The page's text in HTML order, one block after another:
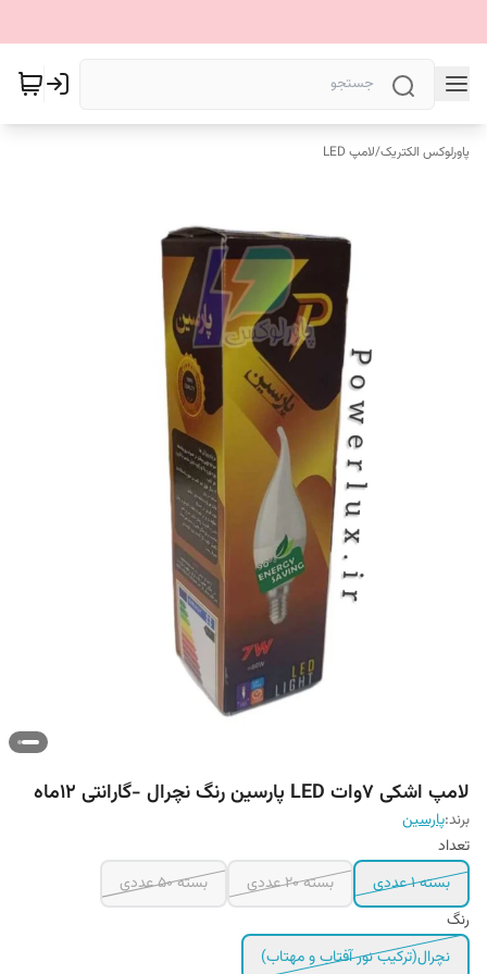
پاورلوکس الکتریک/لامپ LED
لامپ اشکی ۷وات LED پارسین رنگ نچرال -گارانتی ۱۲ماه
برند:پارسین
تعداد
بسته ۱ عددی
بسته 20 عددی
بسته 50 عددی
رنگ
نچرال(ترکیب نور آفتاب و مهتاب)